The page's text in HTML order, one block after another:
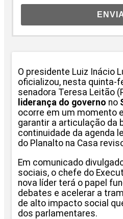
O presidente Luiz Inácio
oficializou, nesta quinta-
senadora Teresa Leitão
liderança do governo no
ocorre em um momento
garantir a articulação da
continuidade da agenda
do Planalto na Casa
Em comunicado
sociais, o chefe do
nova líder terá o papel
debates e acelerar a
de alto impacto social
dos parlamentares.